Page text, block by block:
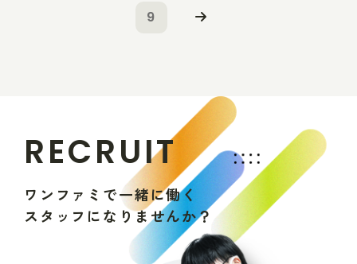
9
RECRUIT
ワ ン フ ァ ミ で一緒に働く
ス タ ッ フ にな りま せんか？